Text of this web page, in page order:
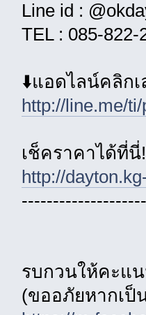
Line id :
TEL : 085-
⬇️แอดไลน์คลิกเ
http://line.me/
เช็คราคาได้ที่นี่
http://
รบกวนให้คะแ
(ขออภัยหากเป็